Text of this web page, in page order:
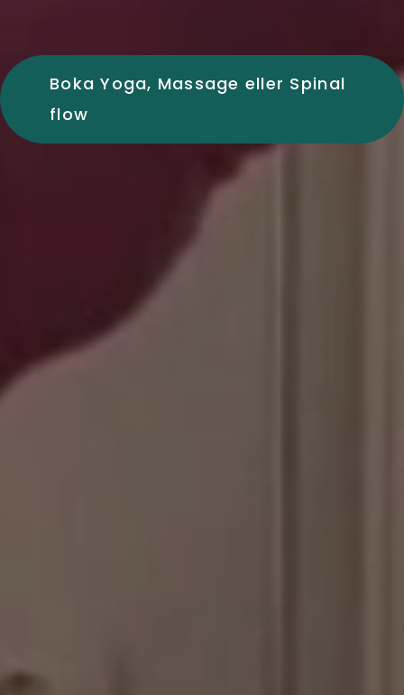
Boka Yoga, Massage eller Spinal
flow